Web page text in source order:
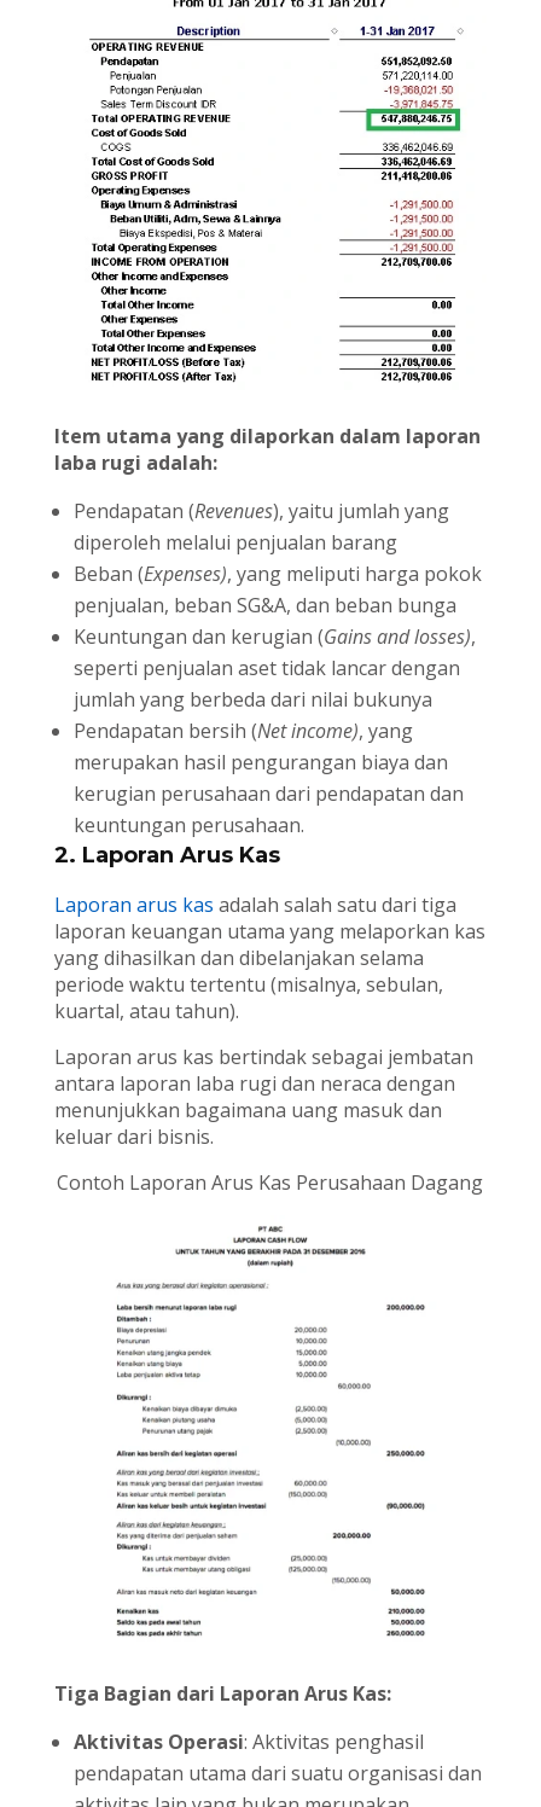
Item utama yang dilaporkan dalam laporan
laba rugi adalah:
Pendapatan (Revenues), yaitu jumlah yang
diperoleh melalui penjualan barang
Beban (Expenses), yang meliputi harga pokok
penjualan, beban SG&A, dan beban bunga
Keuntungan dan kerugian (Gains and losses),
seperti penjualan aset tidak lancar dengan
jumlah yang berbeda dari nilai bukunya
Pendapatan bersih (Net income), yang
merupakan hasil pengurangan biaya dan
kerugian perusahaan dari pendapatan dan
keuntungan perusahaan.
2. Laporan Arus Kas
Laporan arus kas adalah salah satu dari tiga
laporan keuangan utama yang melaporkan kas
yang dihasilkan dan dibelanjakan selama
periode waktu tertentu (misalnya, sebulan,
kuartal, atau tahun).
Laporan arus kas bertindak sebagai jembatan
antara laporan laba rugi dan neraca dengan
menunjukkan bagaimana uang masuk dan
keluar dari bisnis.
Contoh Laporan Arus Kas Perusahaan Dagang
Tiga Bagian dari Laporan Arus Kas:
Aktivitas Operasi: Aktivitas penghasil
pendapatan utama dari suatu organisasi dan